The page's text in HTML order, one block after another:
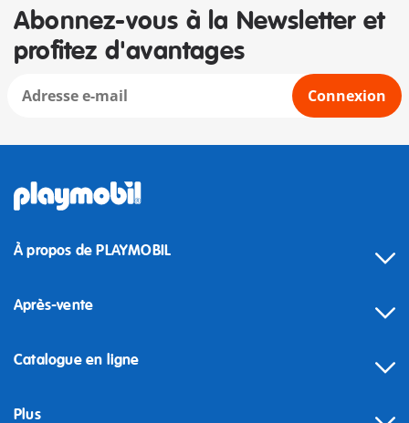
Abonnez-vous à la Newsletter et
profitez d'avantages
Connexion
À propos de PLAYMOBIL
Après-vente
Catalogue en ligne
Plus